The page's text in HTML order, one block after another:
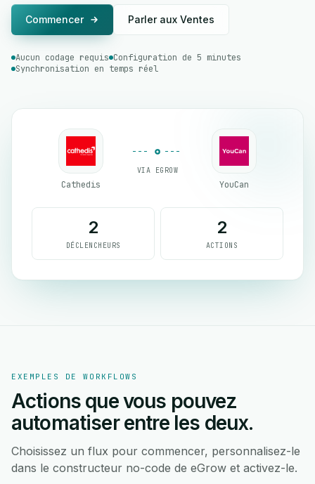
Commencer Parler aux Ventes
Aucun codage requis Configuration de 5 minutes
Synchronisation en temps réel
Cathedis
VIA EGROW
YouCan
2
DÉCLENCHEURS
2
ACTIONS
EXEMPLES DE WORKFLOWS
Actions que vous pouvez
automatiser entre les deux.
Choisissez un flux pour commencer, personnalisez-le
dans le constructeur no-code de eGrow et activez-le.